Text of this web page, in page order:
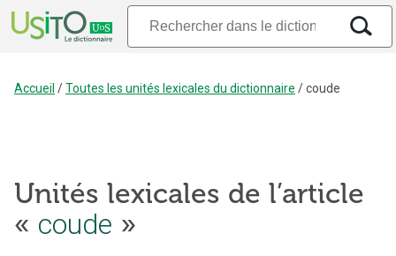
Accueil /Toutes les unités lexicales du dictionnaire /coude
Unités lexicales de l’article
« coude »